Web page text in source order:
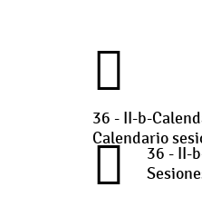
36 - II-b-
Calendario
36 - II-